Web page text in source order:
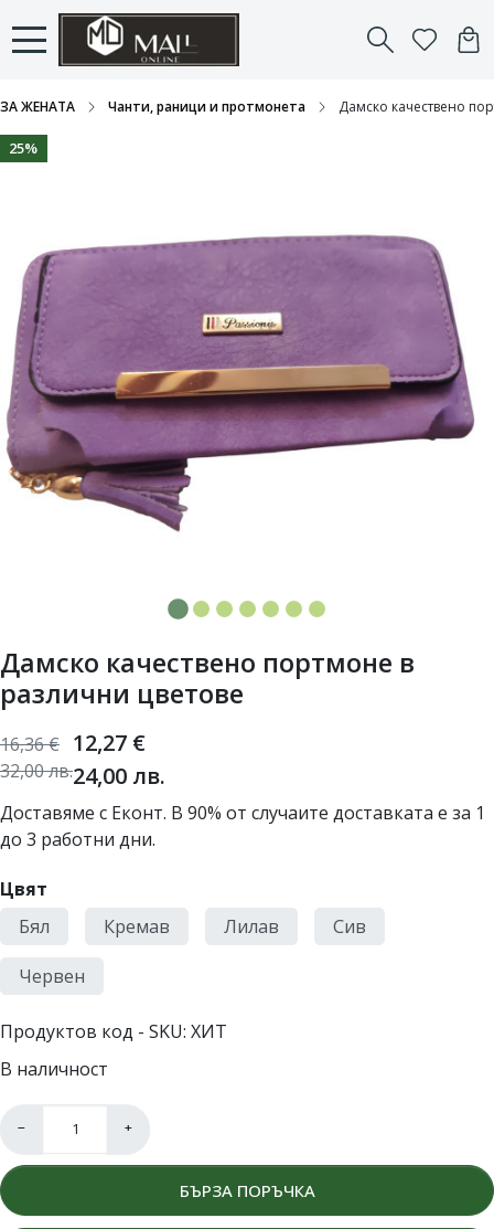
ЗА ЖЕНАТА Чанти, раници и протмонета Дамско качествено
25%
Дамско качествено портмоне в
различни цветове
12,27 €
24,00 лв.
16,36€
32,00лв.
Доставяме с Еконт. В 90% от случаите доставката е за 1
до 3 работни дни.
Цвят
Бял
Кремав Лилав Сив
Червен
Продуктов код - SKU ХИТ
В наличност
− +
БЪРЗА ПОРЪЧКА